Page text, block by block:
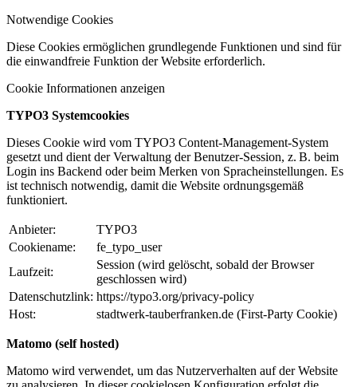
Notwendige Cookies
Diese Cookies ermöglichen grundlegende Funktionen und sind für
die einwandfreie Funktion der Website erforderlich.
Cookie Informationen anzeigen
TYPO3 Systemcookies
Dieses Cookie wird vom TYPO3 Content-Management-System
gesetzt und dient der Verwaltung der Benutzer-Session, z. B. beim
Login ins Backend oder beim Merken von Spracheinstellungen. Es
ist technisch notwendig, damit die Website ordnungsgemäß
funktioniert.
Anbieter:
TYPO3
Cookiename:
fe_typo_user
Laufzeit:
Session (wird gelöscht, sobald der Browser
geschlossen wird)
Datenschutzlink: https://typo3.org/privacy-policy
Host:
stadtwerk-tauberfranken.de (First-Party Cookie)
Matomo (self hosted)
Matomo wird verwendet, um das Nutzerverhalten auf der Website